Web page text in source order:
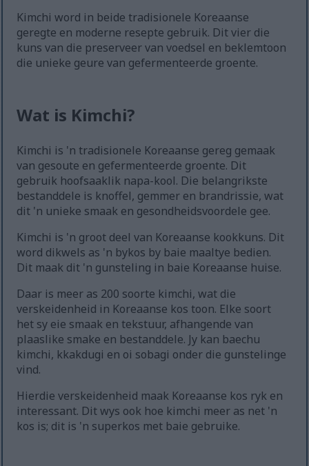
Kimchi word in beide tradisionele Koreaanse
geregte en moderne resepte gebruik. Dit vier die
kuns van die preserveer van voedsel en beklemtoon
die unieke geure van gefermenteerde groente.
Wat is Kimchi?
Kimchi is 'n tradisionele Koreaanse gereg gemaak
van gesoute en gefermenteerde groente. Dit
gebruik hoofsaaklik napa-kool. Die belangrikste
bestanddele is knoffel, gemmer en brandrissie, wat
dit 'n unieke smaak en gesondheidsvoordele gee.
Kimchi is 'n groot deel van Koreaanse kookkuns. Dit
word dikwels as 'n bykos by baie maaltye bedien.
Dit maak dit 'n gunsteling in baie Koreaanse huise.
Daar is meer as 200 soorte kimchi, wat die
verskeidenheid in Koreaanse kos toon. Elke soort
het sy eie smaak en tekstuur, afhangende van
plaaslike smake en bestanddele. Jy kan baechu
kimchi, kkakdugi en oi sobagi onder die gunstelinge
vind.
Hierdie verskeidenheid maak Koreaanse kos ryk en
interessant. Dit wys ook hoe kimchi meer as net 'n
kos is; dit is 'n superkos met baie gebruike.